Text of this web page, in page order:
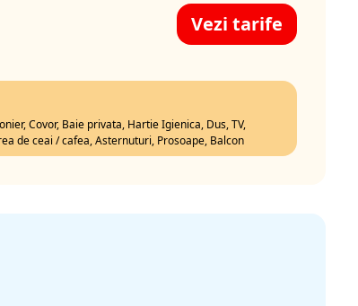
Vezi tarife
Covor, Baie privata, Hartie Igienica, Dus, TV,
de ceai / cafea, Asternuturi, Prosoape, Balcon